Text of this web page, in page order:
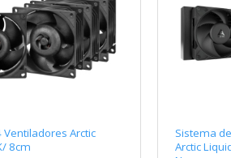
Ventiladores Arctic
8cm
Sistema
Arctic